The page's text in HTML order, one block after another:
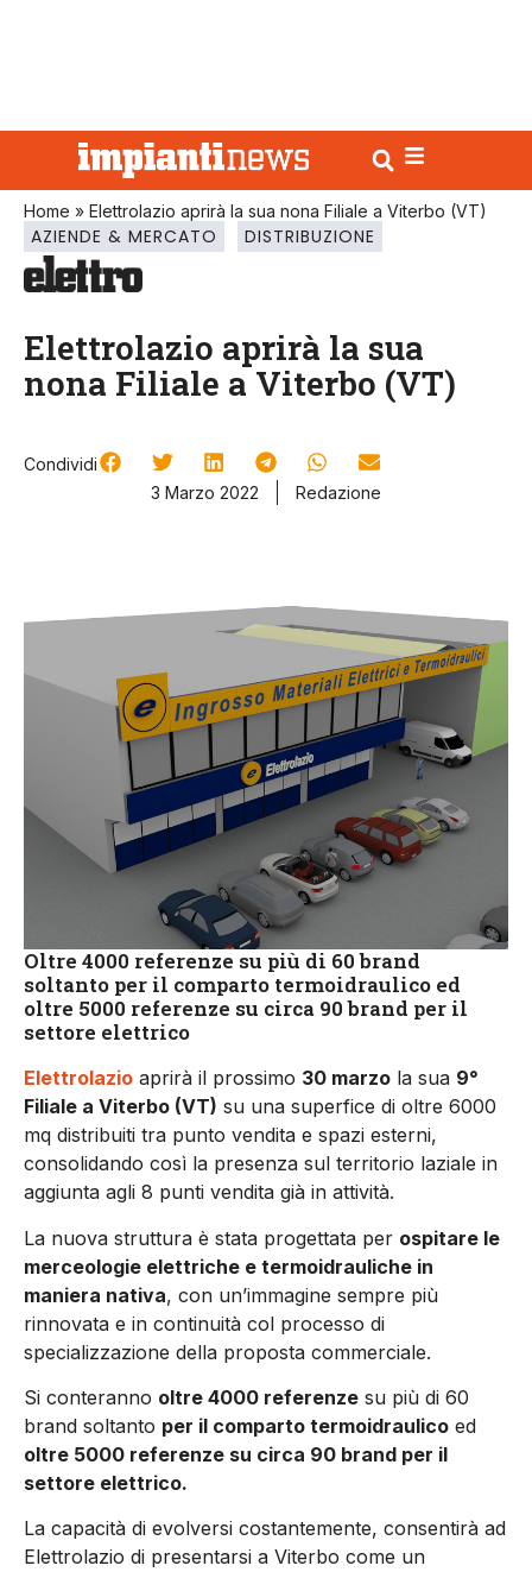
Home » Elettrolazio aprirà la sua nona Filiale a Viterbo (VT)
AZIENDE & MERCATO DISTRIBUZIONE
Elettrolazio aprirà la sua
nona Filiale a Viterbo (VT)
Condividi
3 Marzo 2022
Redazione
Oltre 4000 referenze su più di 60 brand
soltanto per il comparto termoidraulico ed
oltre 5000 referenze su circa 90 brand per il
settore elettrico
Elettrolazio aprirà il prossimo 30 marzo la sua 9°
Filiale a Viterbo (VT) su una superfice di oltre 6000
mq distribuiti tra punto vendita e spazi esterni,
consolidando così la presenza sul territorio laziale in
aggiunta agli 8 punti vendita già in attività.
La nuova struttura è stata progettata per ospitare le
merceologie elettriche e termoidrauliche in
maniera nativa, con un’immagine sempre più
rinnovata e in continuità col processo di
specializzazione della proposta commerciale.
Si conteranno oltre 4000 referenze su più di 60
brand soltanto per il comparto termoidraulico ed
oltre 5000 referenze su circa 90 brand per il
settore elettrico.
La capacità di evolversi costantemente, consentirà ad
Elettrolazio di presentarsi a Viterbo come un